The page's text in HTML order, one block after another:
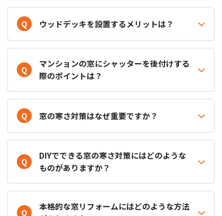
Q ウッドデッキを設置するメリットは？
Q
マンションの窓にシャッターを後付けする
際のポイントは？
Q 窓の寒さ対策はなぜ重要ですか？
Q
DIYでできる窓の寒さ対策にはどのような
ものがありますか？
Q
本格的な窓リフォームにはどのような方法